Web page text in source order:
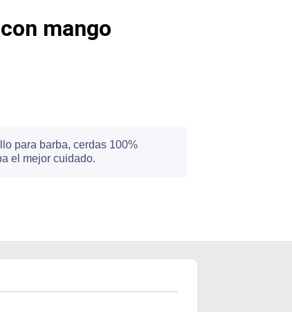
mango
para barba, cerdas 100%
el mejor cuidado.